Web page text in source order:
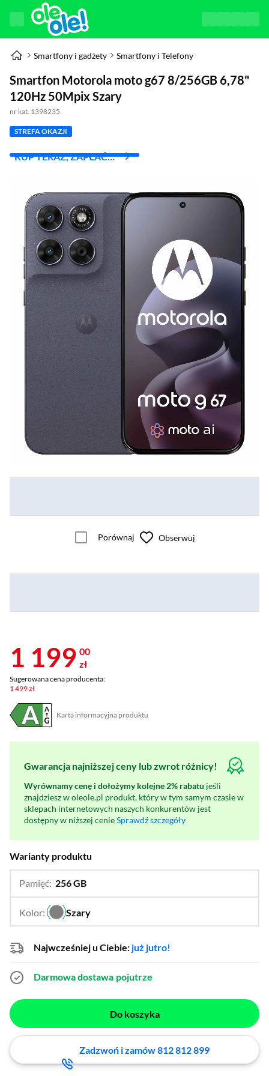
Smartfony i gadżety Smartfony i Telefony
Smartfon Motorola moto g67 8/256GB 6,78"
120Hz 50Mpix Szary
nr kat. 1398235
STREFA OKAZJI
KUP TERAZ, ZAPŁAĆ
Porównaj Obserwuj
1 199 00
zł
Sugerowana cena producenta:
1 499 zł
Karta informacyjna produktu
Plik w formacie pdf
(otworzy się w nowym oknie)
Gwarancja najniższej ceny lub zwrot różnicy!
Wyrównamy cenę i dołożymy kolejne 2% rabatu jeśli
znajdziesz w oleole.pl produkt, który w tym samym czasie w
sklepach internetowych naszych konkurentów jest
dostępny w niższej cenieSprawdź szczegóły
Warianty produktu
Pamięć: 256 GB
Kolor: Szary
…
Najwcześniej u Ciebie: już jutro!
Darmowa dostawa pojutrze
Do koszyka
Zadzwoń i zamów 812 812 899